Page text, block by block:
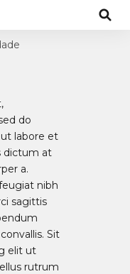
do
labore et
dictum at
a.
nibh
sagittis
Sit
elit ut
rutrum